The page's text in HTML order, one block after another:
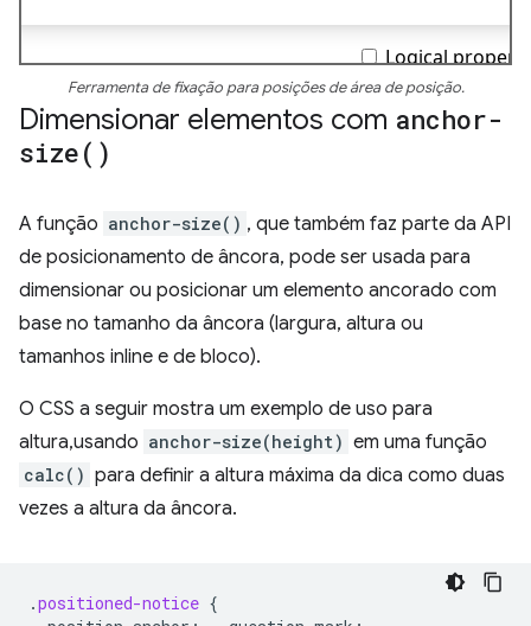
Ferramenta de fixação para posições de área de posição.
Dimensionar elementos com anchor-
size( )
A função anchor-size() , que também faz parte da API
de posicionamento de âncora, pode ser usada para
dimensionar ou posicionar um elemento ancorado com
base no tamanho da âncora (largura, altura ou
tamanhos inline e de bloco).
O CSS a seguir mostra um exemplo de uso para
altura,usando anchor-size(height) em uma função
calc() para definir a altura máxima da dica como duas
vezes a altura da âncora.
.positioned-notice {